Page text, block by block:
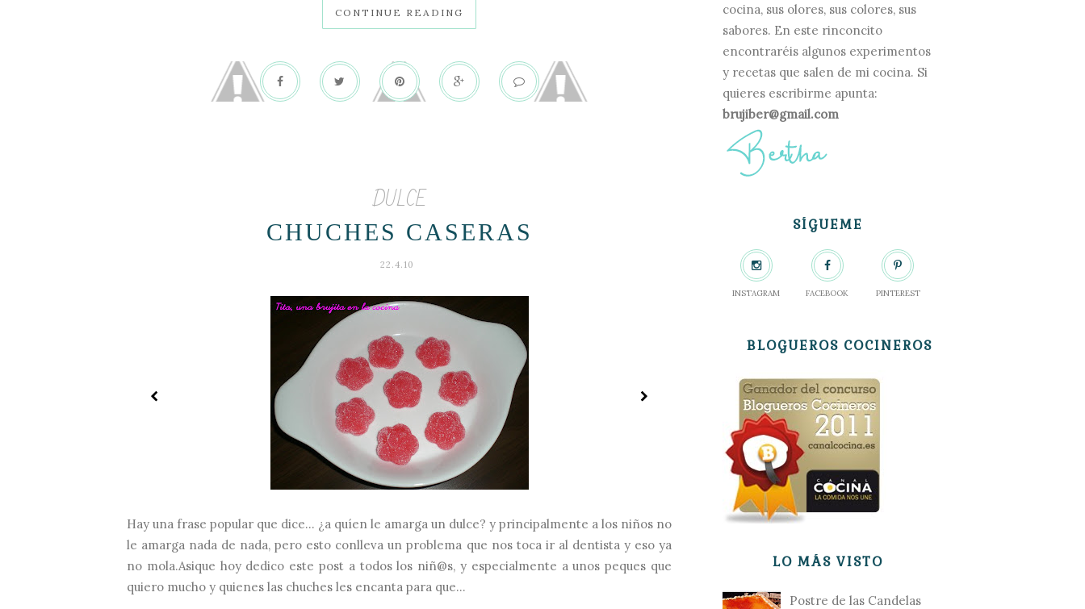
CONTINUE READING
DULCE
CHUCHES CASERAS
22.4.10
Hay una frase popular que dice... ¿a quíen le amarga un dulce? y principalmente a los niños no
le amarga nada de nada, pero esto conlleva un problema que nos toca ir al dentista y eso ya
no mola.Asique hoy dedico este post a todos los niñ@s, y especialmente a unos peques que
quiero mucho y quienes las chuches les encanta para que...
cocina, sus olores, sus colores, sus
sabores. En este rinconcito
encontraréis algunos experimentos
y recetas que salen de mi cocina. Si
quieres escribirme apunta:
brujiber@gmail.com
SÍGUEME
INSTAGRAM FACEBOOK PINTEREST
BLOGUEROS COCINEROS
LO MÁS VISTO
Postre de las Candelas